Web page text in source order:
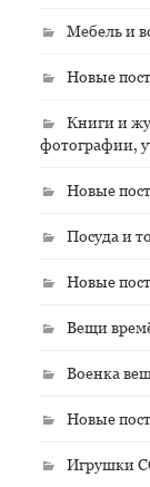
Мебель и
Новые
Книги и
фотографии,
Новые
Посуда и
Новые
Вещи
Военка
Новые
Игрушки